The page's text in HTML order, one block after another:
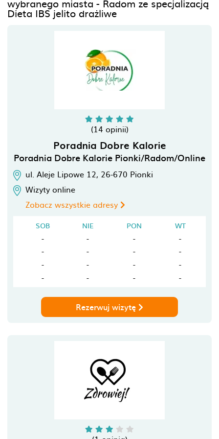
wybranego miasta - Radom ze specjalizacją
Dieta IBS jelito drażliwe
(14 opinii)
Poradnia Dobre Kalorie
Poradnia Dobre Kalorie Pionki/Radom/Online
ul. Aleje Lipowe 12, 26-670 Pionki
Wizyty online
Zobacz wszystkie adresy
SOB NIE PON
WT
-
- -
-
-
- -
-
-
- -
-
-
- - -
Rezerwuj wizytę